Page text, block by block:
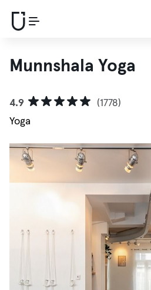
Munnshala Yoga
4.9
(1778)
Yoga